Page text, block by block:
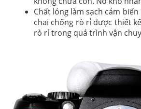
Chất lỏng làm sạch cảm
chai chống rò rỉ được thiết
rò rỉ trong quá trình vận